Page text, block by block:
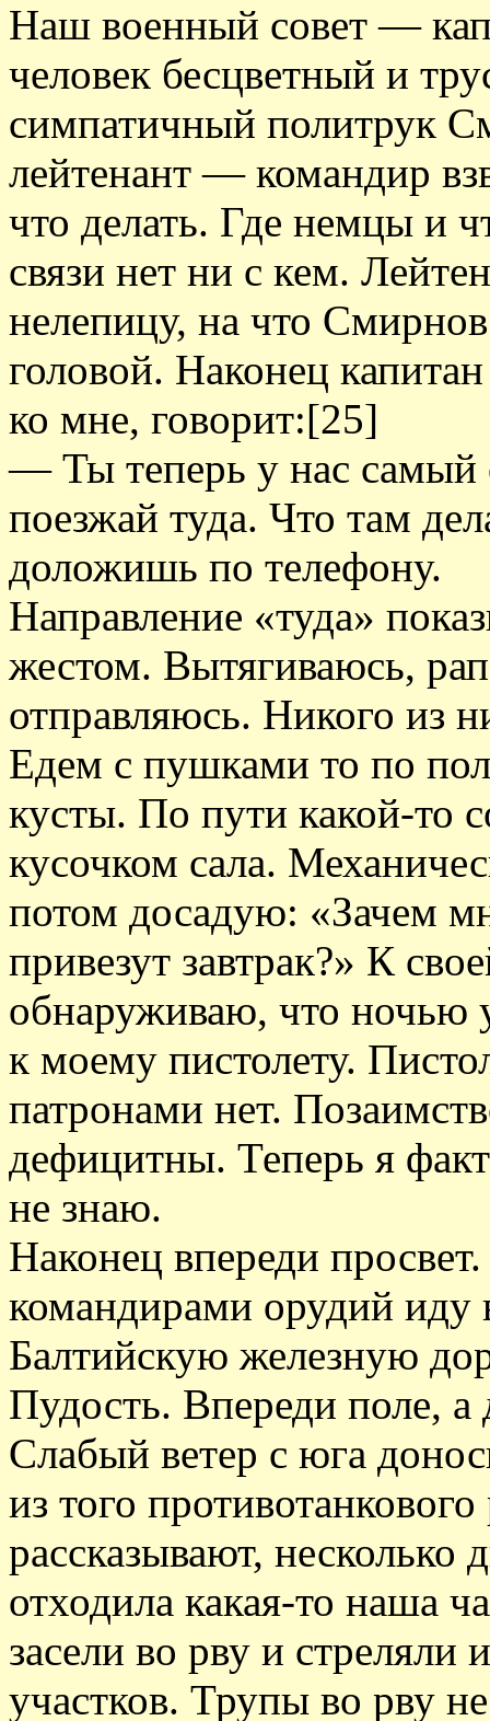
Наш военный совет —
человек бесцветный и
симпатичный политрук
лейтенант — командир
что делать. Где немцы и
связи нет ни с кем.
нелепицу, на что Смирнов
головой. Наконец
ко мне, говорит:[25]
— Ты теперь у нас
поезжай туда. Что там
доложишь по телефону.
Направление «туда»
жестом. Вытягиваюсь,
отправляюсь. Никого из
Едем с пушками то по
кусты. По пути какой-то
кусочком сала.
потом досадую: «Зачем
привезут завтрак?» К
обнаруживаю, что ночью
к моему пистолету.
патронами нет.
дефицитны. Теперь я
не знаю.
Наконец впереди
командирами орудий
Балтийскую железную
Пудость. Впереди поле, а
Слабый ветер с юга
из того
рассказывают, несколько
отходила какая-то наша
засели во рву и стреляли
участков. Трупы во рву